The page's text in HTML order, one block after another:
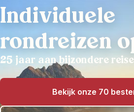
Individuele
rondreizen
25 jaar aan bijzondere
Bekijk onze 70